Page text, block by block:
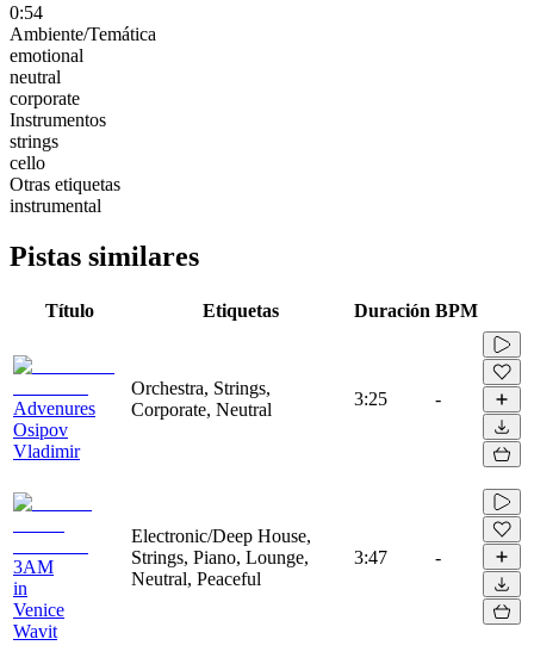
0:54
Ambiente/Temática
emotional
neutral
corporate
Instrumentos
strings
cello
Otras etiquetas
instrumental
Pistas similares
Título Etiquetas Duración BPM
Advenures
Osipov
Vladimir
Orchestra, Strings,
Corporate, Neutral
3:25 -
3AM
in
Venice
Wavit
Electronic/Deep House,
Strings, Piano, Lounge,
Neutral, Peaceful
3:47 -